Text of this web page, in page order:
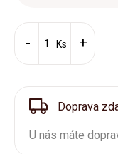
Ks
Doprava
U nás máte